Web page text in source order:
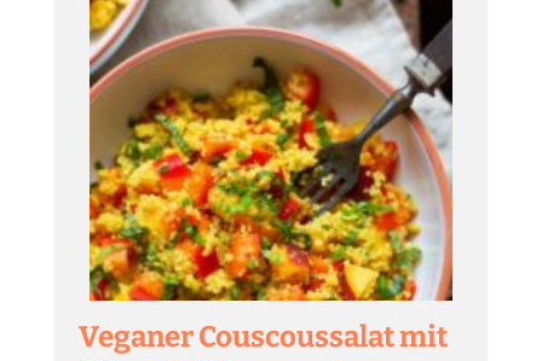
Veganer Couscoussalat mit